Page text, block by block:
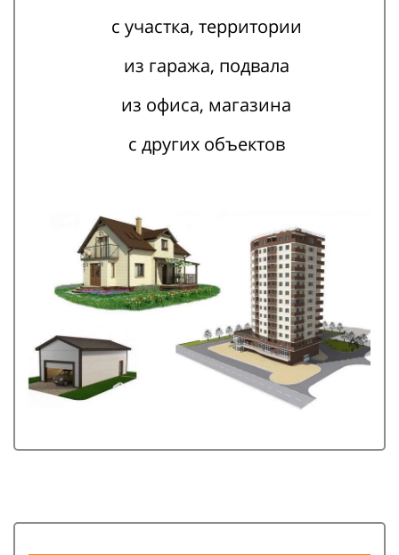
с участка, территории
из гаража, подвала
из офиса, магазина
с других объектов